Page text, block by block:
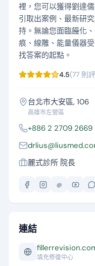
裡，您可以獲得劉達
引取出案例、最新研
持。無論您面臨饅化
痕、線雕、能量儀器
找答案的起點。
4.5(77 則
台北市大安區, 106
高雄市左營區
+886 2 2709 2669
麗式診所 院長
@
連結
填充修復中心